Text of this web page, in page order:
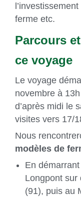
ferme etc.
Parcours
ce voyage
Le voyage
novembre à
d’après midi le
visites vers 17/
Nous
modèles de
En
Longpont sur
(91), puis au